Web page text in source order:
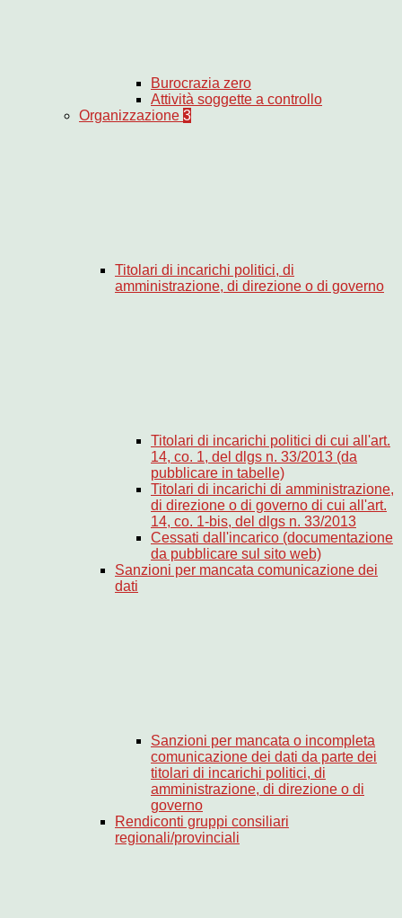
Burocrazia zero
Attività soggette a controllo
Organizzazione 3
Titolari di incarichi politici, di
amministrazione, di direzione o di governo
Titolari di incarichi politici di cui all'art.
14, co. 1, del dlgs n. 33/2013 (da
pubblicare in tabelle)
Titolari di incarichi di amministrazione,
di direzione o di governo di cui all'art.
14, co. 1-bis, del dlgs n. 33/2013
Cessati dall'incarico (documentazione
da pubblicare sul sito web)
Sanzioni per mancata comunicazione dei
dati
Sanzioni per mancata o incompleta
comunicazione dei dati da parte dei
titolari di incarichi politici, di
amministrazione, di direzione o di
governo
Rendiconti gruppi consiliari
regionali/provinciali